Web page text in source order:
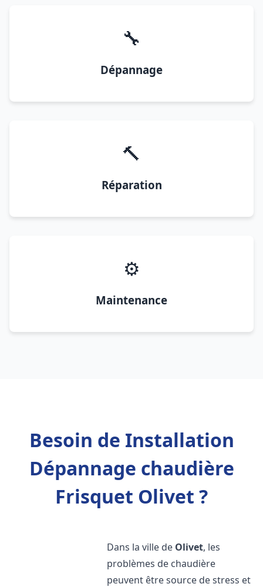
🔧
Dépannage
🔨
Réparation
⚙️
Maintenance
Besoin de Installation
Dépannage chaudière
Frisquet Olivet ?
Dans la ville de Olivet, les
problèmes de chaudière
peuvent être source de stress et